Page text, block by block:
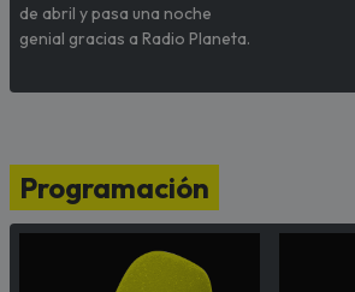
de abril y pasa una noche
genial gracias a Radio Planeta.
Programación